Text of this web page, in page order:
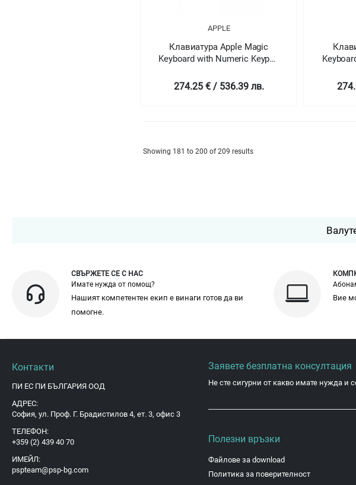
APPLE
Клавиатура Apple Magic
Keyboard with Numeric Keypad
274.25 € / 536.39 лв.
Showing 181 to 200 of 209 results
СВЪРЖЕТЕ СЕ С НАС
Имате нужда от помощ?
Нашият компетентен екип е винаги готов да ви
помогне.
Вие
Контакти
ПИ ЕС ПИ БЪЛГАРИЯ ООД
АДРЕС:
София, ул. Проф. Г. Брадистилов 4, ет. 3, офис 3
ТЕЛЕФОН:
+359 (2) 439 40 70
ИМЕЙЛ:
pspteam@psp-bg.com
Заявете безплатна консултация
Не сте сигурни от какво имате нужда и
Полезни връзки
Файлове за download
Политика за поверителност